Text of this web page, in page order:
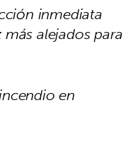
inmediata
alejados para
en